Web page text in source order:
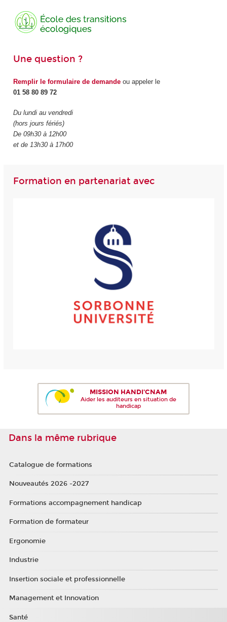
Une question ?
Remplir le formulaire de demandeou appeler le
01 58 80 89 72
Du lundi au vendredi
(hors jours fériés)
De 09h30 à 12h00
et de 13h30 à 17h00
Formation en partenariat avec
MISSION HANDI'CNAM
Aider les auditeurs en situation de
handicap
Dans la même rubrique
Catalogue de formations
Nouveautés 2026 -2027
Formations accompagnement handicap
Formation de formateur
Ergonomie
Industrie
Insertion sociale et professionnelle
Management et Innovation
Santé